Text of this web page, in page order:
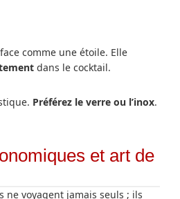
comme une étoile. Elle
dans le cocktail.
Préférez le verre ou l’inox.
et art de
ne voyagent jamais seuls ; ils